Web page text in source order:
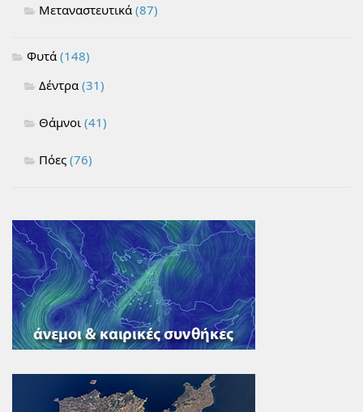
Μεταναστευτικά (87)
Φυτά (148)
Δέντρα (31)
Θάμνοι (41)
Πόες (76)